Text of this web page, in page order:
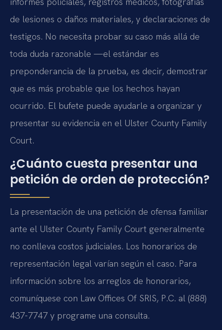
de lesiones o daños materiales, y declaraciones de
testigos. No necesita probar su caso más allá de
toda duda razonable —el estándar es
preponderancia de la prueba, es decir, demostrar
que es más probable que los hechos hayan
ocurrido. El bufete puede ayudarle a organizar y
presentar su evidencia en el Ulster County Family
Court.
¿Cuánto cuesta presentar una
petición de orden de protección?
La presentación de una petición de ofensa familiar
ante el Ulster County Family Court generalmente
no conlleva costos judiciales. Los honorarios de
representación legal varían según el caso. Para
información sobre los arreglos de honorarios,
comuníquese con Law Offices Of SRIS, P.C. al (888)
437-7747 y programe una consulta.